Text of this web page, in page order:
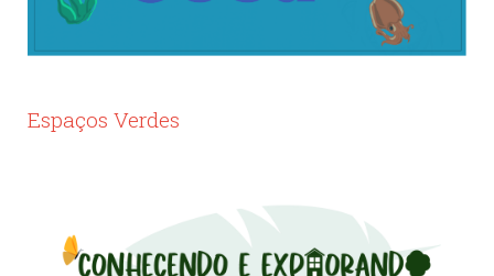
Espaços Verdes